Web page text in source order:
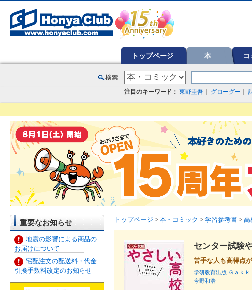
トップページ 本 コ
注目のキーワード： 東野圭吾 グローグー
重要なお知らせ
地震の影響による商品の
お届けについて
宅配注文の配送料・代金
引換手数料改定のお知らせ
トップページ > 本・コミック > 学習参考書 > 高
センター試験
苦手な人も高得点
学研教育出版 Ｇａｋｋ
今野和浩